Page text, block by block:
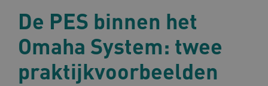
De PES binnen het
Omaha System: twee
praktijkvoorbeelden